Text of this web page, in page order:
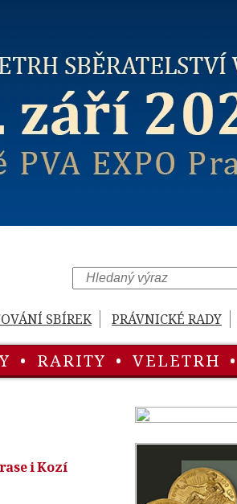
SBÍREK PRÁVNICKÉ RADY
• RARITY • VELETRH •
i Kozí